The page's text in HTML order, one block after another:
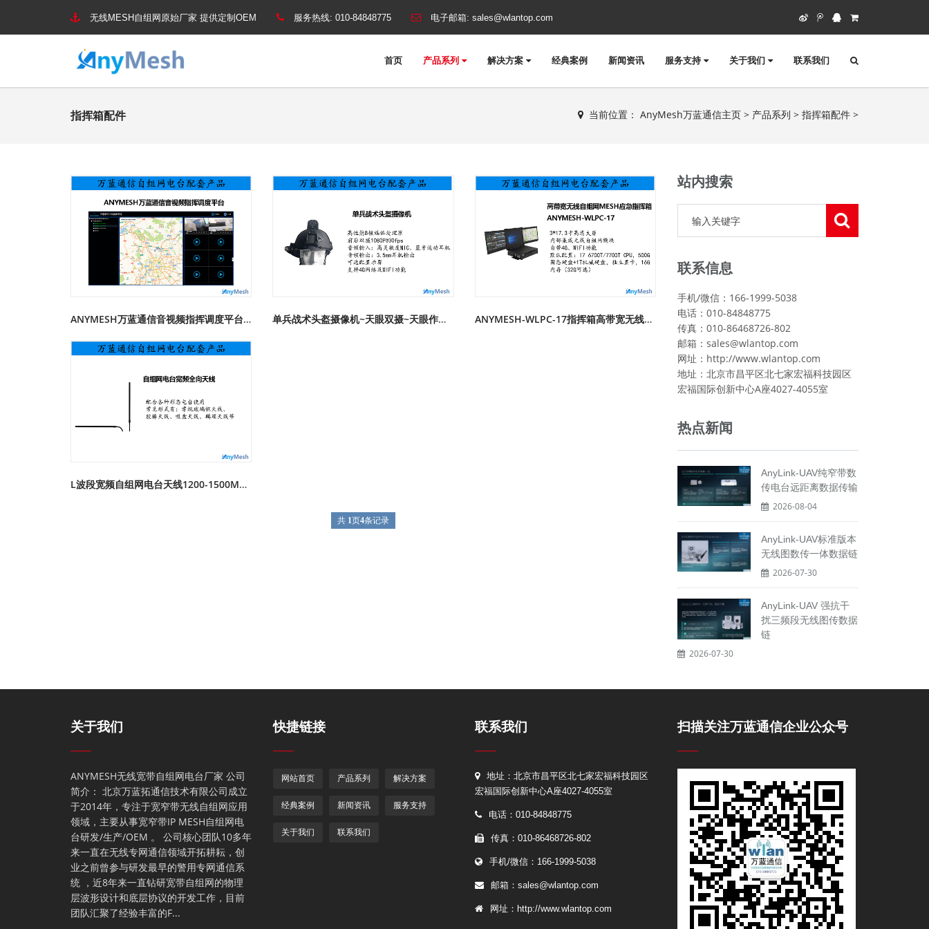
无线MESH自组网原始厂家 提供定制OEM 服务热线: 010-84848775 电子邮箱: sales@wlantop.com
首页 产品系列 解决方案 经典案例 新闻资讯 服务支持 关于我们 联系我们
指挥箱配件 当前位置： AnyMesh万蓝通信主页 > 产品系列 > 指挥箱配件 >
ANYMESH万蓝通信音视频指挥调度平台 应急指挥调度 单兵战术头盔摄像机~天眼双摄~天眼作战~摄像头 ANYMESH-WLPC-17指挥箱高带宽无线自组网MESH应急指挥
L波段宽频自组网电台天线1200-1500MHz玻璃钢全向天
共 1页4条记录
站内搜索
联系信息
手机/微信：166-1999-5038
电话：010-84848775
传真：010-86468726-802
邮箱：sales@wlantop.com
网址：http://www.wlantop.com
地址：北京市昌平区北七家宏福科技园区
宏福国际创新中心A座4027-4055室
热点新闻
AnyLink-UAV纯窄带数
传电台远距离数据传输
2026-08-04
AnyLink-UAV标准版本
无线图数传一体数据链
2026-07-30
AnyLink-UAV 强抗干
扰三频段无线图传数据
链
2026-07-30
关于我们
ANYMESH无线宽带自组网电台厂家 公司
简介： 北京万蓝拓通信技术有限公司成立
于2014年，专注于宽窄带无线自组网应用
领域，主要从事宽窄带IP MESH自组网电
台研发/生产/OEM 。 公司核心团队10多年
来一直在无线专网通信领域开拓耕耘，创
业之前曾参与研发最早的警用专网通信系
统 ，近8年来一直钻研宽带自组网的物理
层波形设计和底层协议的开发工作，目前
团队汇聚了经验丰富的F...
快捷链接
网站首页 产品系列 解决方案
经典案例 新闻资讯 服务支持
关于我们 联系我们
联系我们
地址：北京市昌平区北七家宏福科技园区
宏福国际创新中心A座4027-4055室
电话：010-84848775
传真：010-86468726-802
手机/微信：166-1999-5038
邮箱：sales@wlantop.com
网址：http://www.wlantop.com
扫描关注万蓝通信企业公众号